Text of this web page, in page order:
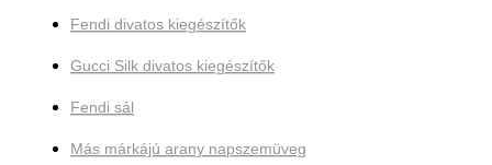
Fendi divatos kiegészítők
Gucci Silk divatos kiegészítők
Fendi sál
Más márkájú arany napszemüveg